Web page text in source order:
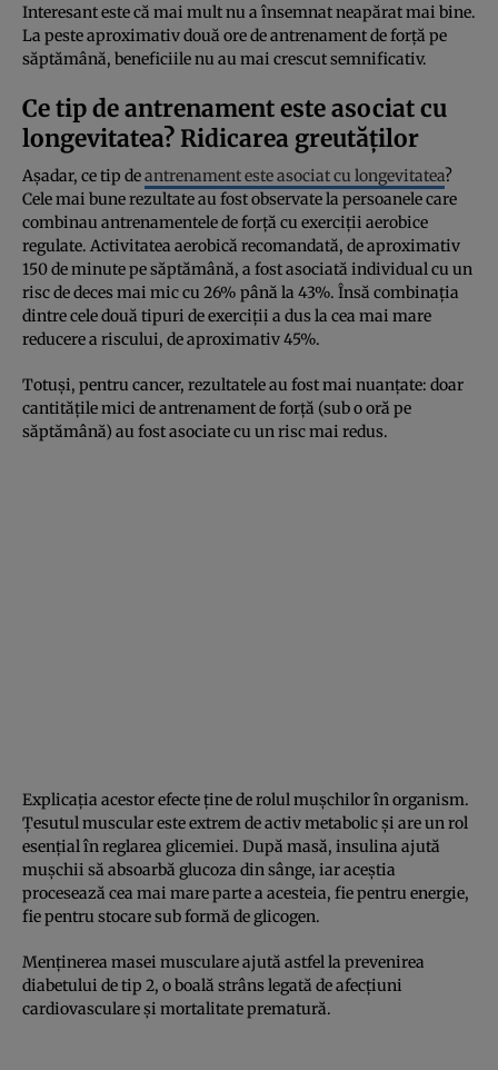
Interesant este că mai mult nu a însemnat neapărat mai bine.
La peste aproximativ două ore de antrenament de forță pe
săptămână, beneficiile nu au mai crescut semnificativ.
Ce tip de antrenament este asociat cu
longevitatea? Ridicarea greutăților
Așadar, ce tip deantrenament este asociat cu longevitatea?
Cele mai bune rezultate au fost observate la persoanele care
combinau antrenamentele de forță cu exerciții aerobice
regulate. Activitatea aerobică recomandată, de aproximativ
150 de minute pe săptămână, a fost asociată individual cu un
risc de deces mai mic cu 26% până la 43%. Însă combinația
dintre cele două tipuri de exerciții a dus la cea mai mare
reducere a riscului, de aproximativ 45%.
Totuși, pentru cancer, rezultatele au fost mai nuanțate: doar
cantitățile mici de antrenament de forță (sub o oră pe
săptămână) au fost asociate cu un risc mai redus.
Explicația acestor efecte ține de rolul mușchilor în organism.
Țesutul muscular este extrem de activ metabolic și are un rol
esențial în reglarea glicemiei. După masă, insulina ajută
mușchii să absoarbă glucoza din sânge, iar aceștia
procesează cea mai mare parte a acesteia, fie pentru energie,
fie pentru stocare sub formă de glicogen.
Menținerea masei musculare ajută astfel la prevenirea
diabetului de tip 2, o boală strâns legată de afecțiuni
cardiovasculare și mortalitate prematură.